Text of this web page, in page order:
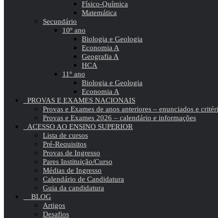
Físico-Química
Matemática
Secundário
10º ano
Biologia e Geologia
Economia A
Geografia A
HCA
11º ano
Biologia e Geologia
Economia A
PROVAS E EXAMES NACIONAIS
Provas e Exames de anos anteriores – enunciados e
Provas e Exames 2026 – calendário e informações
ACESSO AO ENSINO SUPERIOR
Lista de cursos
Pré-Requisitos
Provas de Ingresso
Pares Instituição/Curso
Médias de Ingresso
Calendário de Candidatura
Guia da candidatura
BLOG
Artigos
Desafios